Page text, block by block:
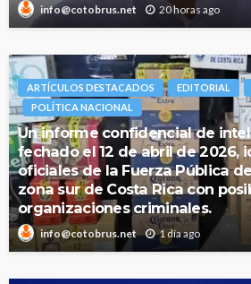
info@cotobrus.net 20 horas ago
ARTÍCULOS DESTACADOS EDITORIAL
POLÍTICA NACIONAL
Un informe confidencial de
fechado el 12 de abril de 2026,
oficiales de la Fuerza Pública
zona sur de Costa Rica con
organizaciones criminales.
info@cotobrus.net 1 día ago